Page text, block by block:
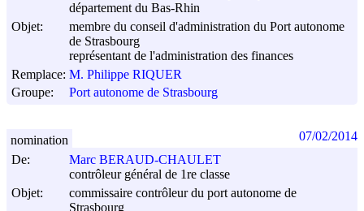
département du Bas-Rhin
Objet:
membre du conseil d'administration du Port autonome
de Strasbourg
représentant de l'administration des finances
Remplace: M. Philippe RIQUER
Groupe:
Port autonome de Strasbourg
De:
Marc BERAUD-CHAULET
contrôleur général de 1re classe
Objet:
commissaire contrôleur du port autonome de
Strasbourg
nomination 07/02/2014